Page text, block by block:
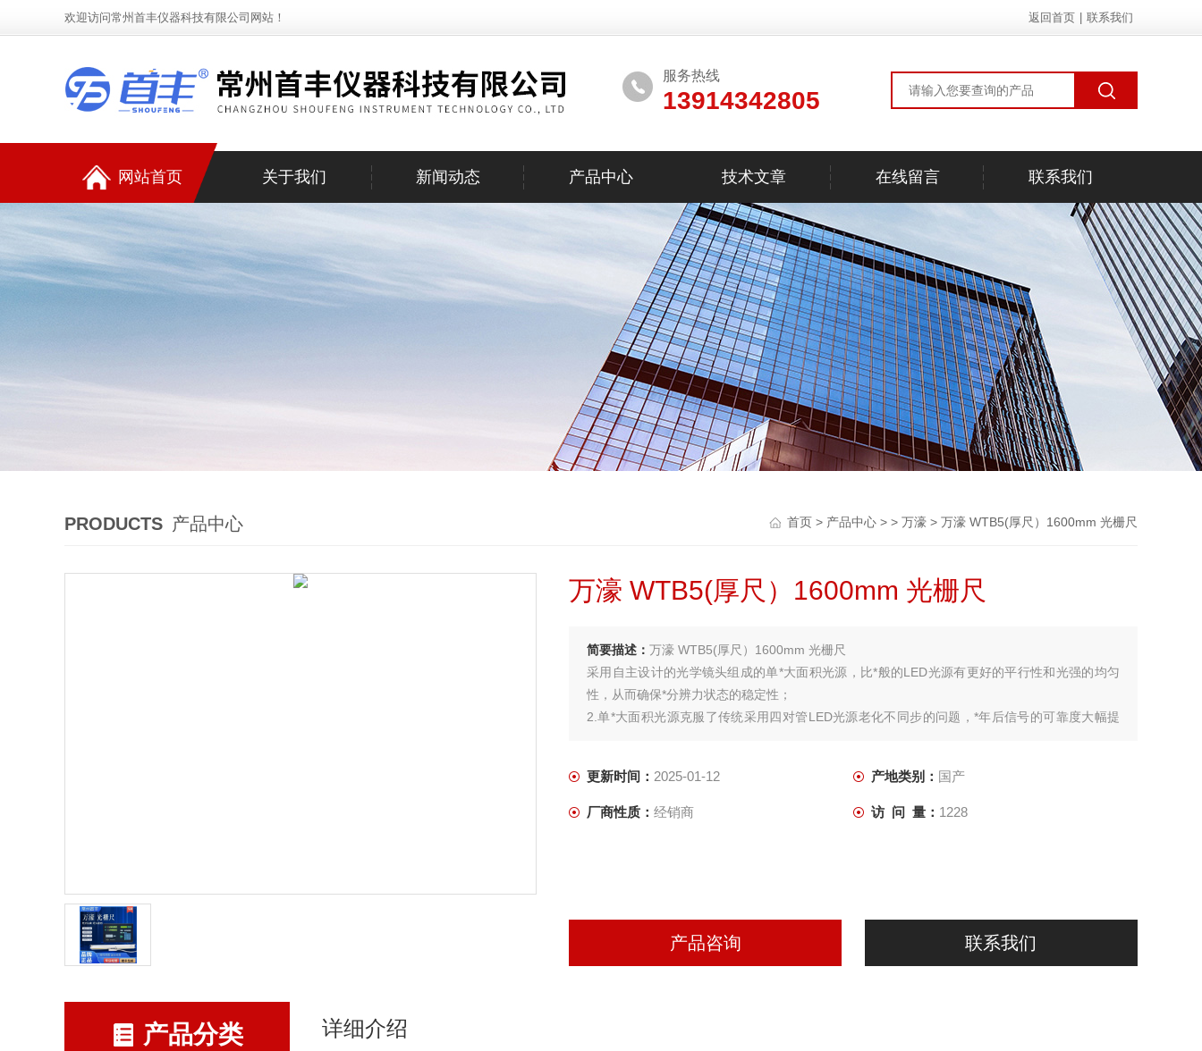
欢迎访问常州首丰仪器科技有限公司网站！ 返回首页 联系我们
服务热线
13914342805
网站首页 关于我们 新闻动态 产品中心 技术文章 在线留言 联系我们
PRODUCTS 产品中心 首页 > 产品中心 > > 万濠 > 万濠 WTB5(厚尺）1600mm 光栅尺
万濠 WTB5(厚尺）1600mm 光栅尺
简要描述： 万濠 WTB5(厚尺）1600mm 光栅尺
采用自主设计的光学镜头组成的单*大面积光源，比*般的LED光源有更好的平行性和光强的均匀
性，从而确保*分辨力状态的稳定性；
2.单*大面积光源克服了传统采用四对管LED光源老化不同步的问题，*年后信号的可靠度大幅提
更新时间： 2025-01-12 产地类别： 国产
厂商性质： 经销商 访 问 量： 1228
产品咨询 联系我们
产品分类 详细介绍